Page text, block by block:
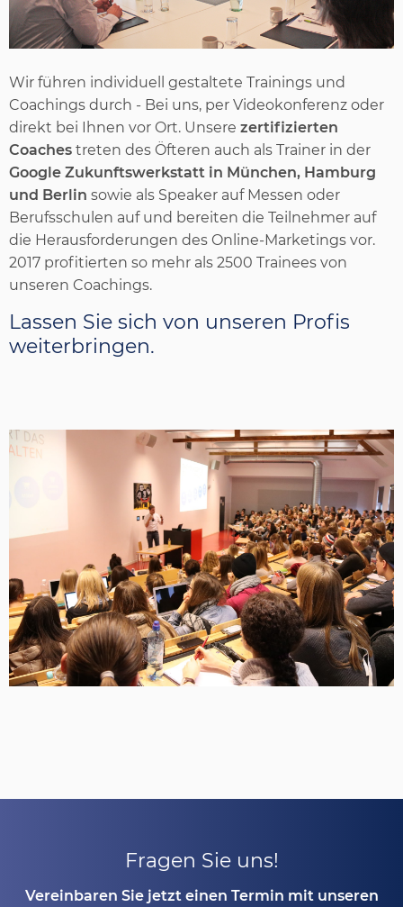
Wir führen individuell gestaltete Trainings und
Coachings durch - Bei uns, per Videokonferenz oder
direkt bei Ihnen vor Ort. Unsere zertifizierten
Coaches treten des Öfteren auch als Trainer in der
Google Zukunftswerkstatt in München, Hamburg
und Berlin sowie als Speaker auf Messen oder
Berufsschulen auf und bereiten die Teilnehmer auf
die Herausforderungen des Online-Marketings vor.
2017 profitierten so mehr als 2500 Trainees von
unseren Coachings.
Lassen Sie sich von unseren Profis
weiterbringen.
Fragen Sie uns!
Vereinbaren Sie jetzt einen Termin mit unseren